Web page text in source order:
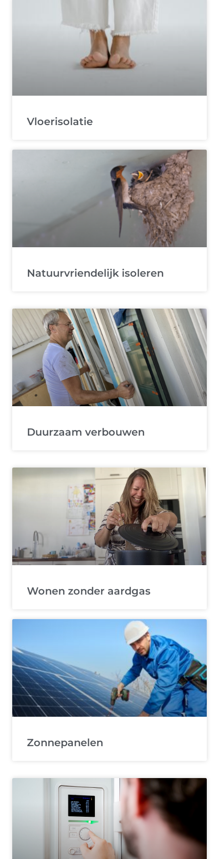
Vloerisolatie
Natuurvriendelijk isoleren
Duurzaam verbouwen
Wonen zonder aardgas
Zonnepanelen